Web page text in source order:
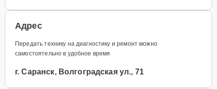
Адрес
Передать технику на диагностику и ремонт можно
самостоятельно в удобное время
г. Саранск, Волгоградская ул., 71